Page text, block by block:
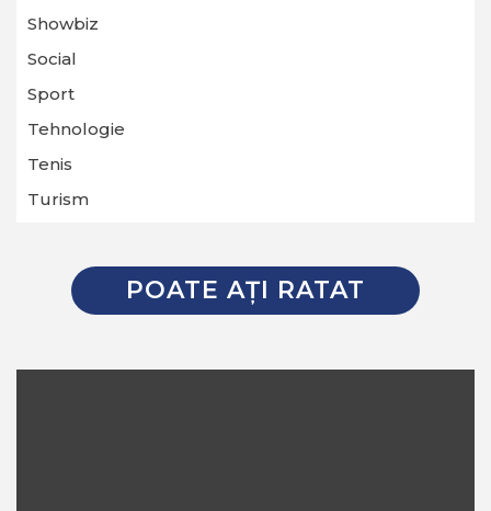
Showbiz
Social
Sport
Tehnologie
Tenis
Turism
POATE AŢI RATAT